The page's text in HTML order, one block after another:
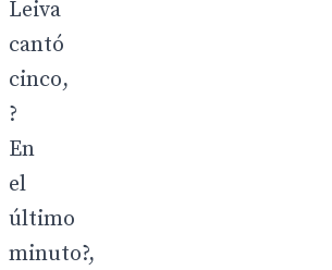
Leiva
cantó
cinco,
?
En
el
último
minuto?,